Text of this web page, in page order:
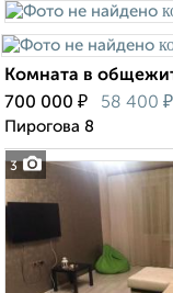
3
Комната в
700 000 ₽ 58 400 ₽
Пирогова 8